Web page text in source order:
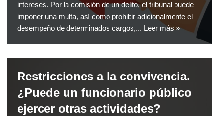
intereses. Por la comisión de un delito, el tribunal puede
imponer una multa, así como prohibir adicionalmente el
desempeño de determinados cargos,... Leer más »
Restricciones a la convivencia.
¿Puede un funcionario público
ejercer otras actividades?